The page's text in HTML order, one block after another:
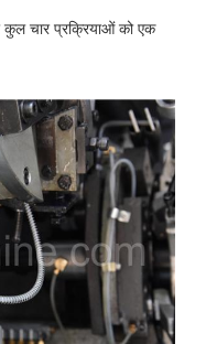
कुल चार प्रक्रियाओं को एक